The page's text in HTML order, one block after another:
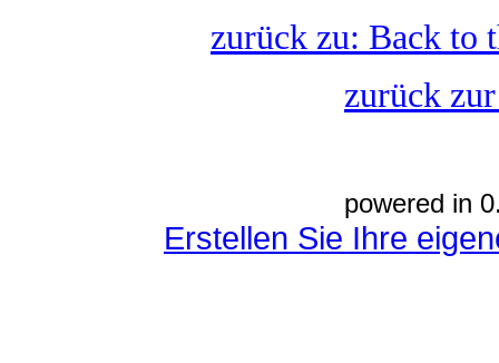
zurück zu: Back to
zurück
powered in
Erstellen Sie Ihre